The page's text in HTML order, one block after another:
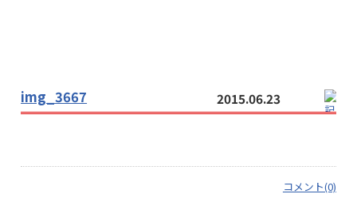
img_3667 2015.06.23
コメント(0)